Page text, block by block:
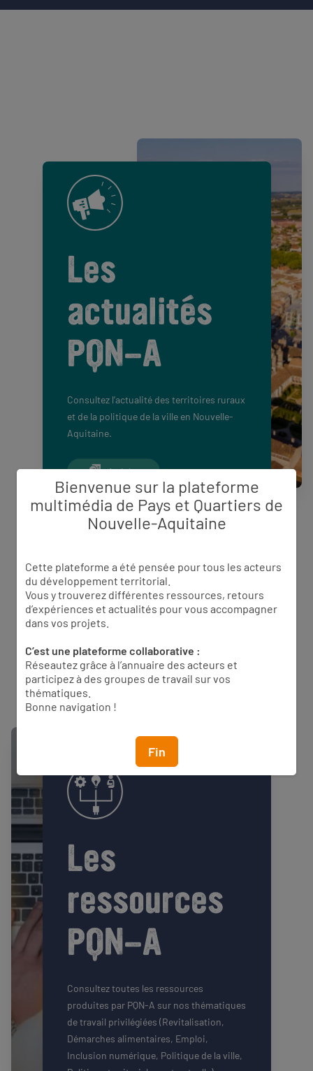
Les
actualités
PQN-A
Consultez l’actualité des territoires ruraux
et de la politique de la ville en Nouvelle-
Aquitaine.
Articles
Appels à projet
Offres d’emploi
Agenda
Actualités PQN-A
Les
ressources
PQN-A
Consultez toutes les ressources
produites par PQN-A sur nos thématiques
de travail privilégiées (Revitalisation,
Démarches alimentaires, Emploi,
Inclusion numérique, Politique de la ville,
Bienvenue sur la plateforme
multimédia de Pays et Quartiers de
Nouvelle-Aquitaine
Cette plateforme a été pensée pour tous les acteurs
du développement territorial.
Vous y trouverez différentes ressources, retours
d’expériences et actualités pour vous accompagner
dans vos projets.
C’est une plateforme collaborative :
Réseautez grâce à l’annuaire des acteurs et
participez à des groupes de travail sur vos
thématiques.
Bonne navigation !
Fin